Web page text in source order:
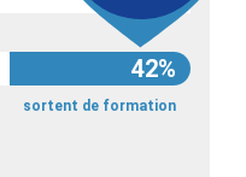
42%
sortent de formation